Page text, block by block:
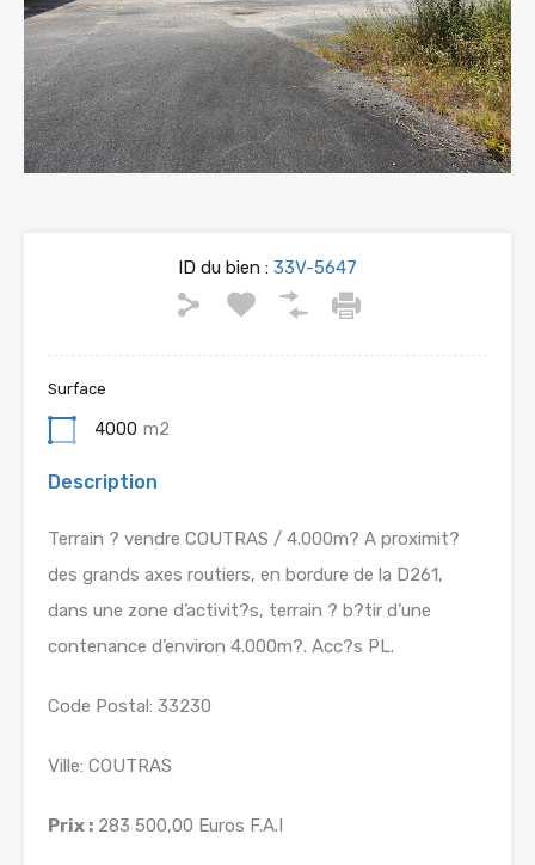
ID du bien : 33V-5647
Surface
4000 m2
Description
Terrain ? vendre COUTRAS / 4.000m? A proximit?
des grands axes routiers, en bordure de la D261,
dans une zone d’activit?s, terrain ? b?tir d’une
contenance d’environ 4.000m?. Acc?s PL.
Code Postal: 33230
Ville: COUTRAS
Prix : 283 500,00 Euros F.A.I